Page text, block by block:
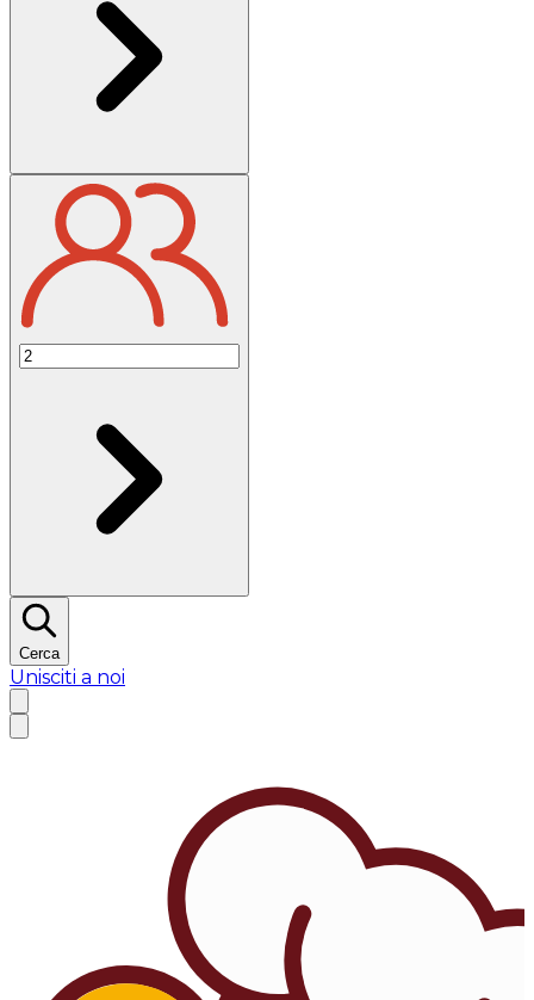
Cerca
Unisciti a noi